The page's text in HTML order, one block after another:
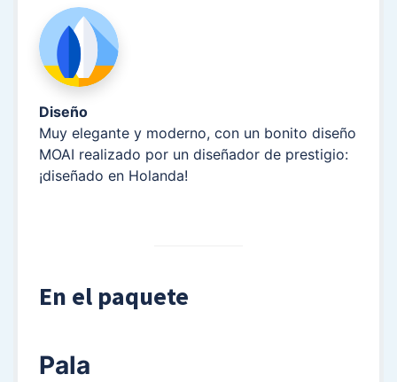
Diseño
Muy elegante y moderno, con un bonito diseño
MOAI realizado por un diseñador de prestigio:
¡diseñado en Holanda!
En el paquete
Pala